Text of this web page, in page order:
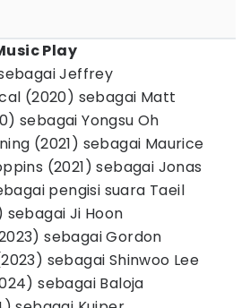
Play
Jeffrey
(2020) sebagai Matt
sebagai Yongsu Oh
(2021) sebagai Maurice
(2021) sebagai Jonas
pengisi suara Taeil
sebagai Ji Hoon
sebagai Gordon
sebagai Shinwoo Lee
sebagai Baloja